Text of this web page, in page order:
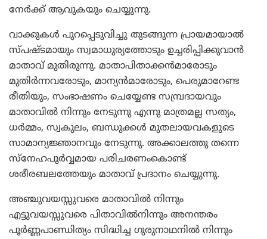
നേര്‍ക്ക് ആവുകയും ചെയ്യുന്നു.
വാക്കുകള്‍ പുറപ്പെടുവിച്ചു തുടങ്ങുന്ന പ്രായമായാല്‍
സ്പഷ്ടമായും സ്വമാധുര്യത്തോടും ഉച്ചരിപ്പിക്കുവാന്‍
മാതാവ് മുതിരുന്നു. മാതാപിതാക്കന്‍മാരോടും
മുതിര്‍ന്നവരോടും, മാന്യന്‍മാരോടും, പെരുമാറേണ്ട
രീതിയും, സംഭാഷണം ചെയ്യേണ്ട സമ്പ്രദായവും
മാതാവില്‍ നിന്നും നേടുന്നു എന്നു മാത്രമല്ല സത്യം,
ധര്‍മ്മം, സ്വകുലം, ബന്ധുക്കള്‍ മുതലായവകളുടെ
സാമാന്യജ്ഞാനവും നേടുന്നു. അക്കാലത്തു തന്നെ
സ്‌നേഹപൂര്‍വ്വമായ പരിചരണംകൊണ്ട്
ശരീരബലത്തേയും മാതാവ് പ്രദാനം ചെയ്യുന്നു.
അഞ്ചുവയസ്സുവരെ മാതാവില്‍ നിന്നും
എട്ടുവയസ്സുവരെ പിതാവില്‍നിന്നും അനന്തരം
പൂര്‍ണ്ണപാണ്ഡിത്യം സിദ്ധിച്ച ഗുരുനാഥനില്‍ നിന്നും